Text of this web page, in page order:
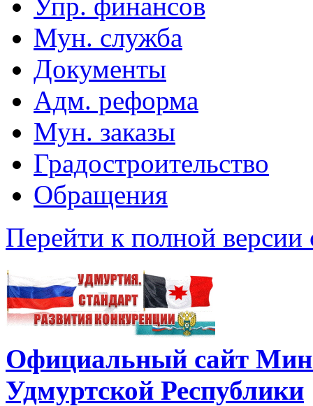
Мун. служба
Документы
Адм. реформа
Мун. заказы
Градостроительство
Обращения
Перейти к полной версии
Официальный сайт
Удмуртской Республики